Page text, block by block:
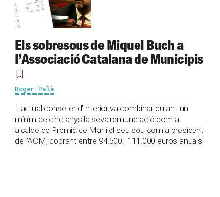
Els sobresous de Miquel Buch a
l’Associació Catalana de Municipis
Roger Palà
L'actual conseller d'Interior va combinar durant un
mínim de cinc anys la seva remuneració com a
alcalde de Premià de Mar i el seu sou com a president
de l'ACM, cobrant entre 94.500 i 111.000 euros anuals